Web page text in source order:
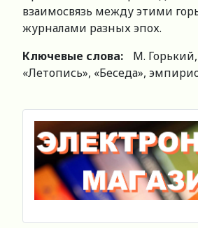
взаимосвязь между этими
журналами разных эпох.
Ключевые слова:
М.
«Летопись», «Беседа»,